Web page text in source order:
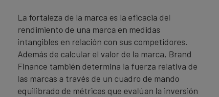
La fortaleza de la marca es la eficacia del
rendimiento de una marca en medidas
intangibles en relación con sus competidores.
Además de calcular el valor de la marca, Brand
Finance también determina la fuerza relativa de
las marcas a través de un cuadro de mando
equilibrado de métricas que evalúan la inversión